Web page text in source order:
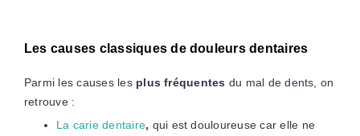
Les causes classiques de douleurs dentaires
Parmi les causes les plus fréquentes du mal de dents, on
retrouve :
La carie dentaire, qui est douloureuse car elle ne